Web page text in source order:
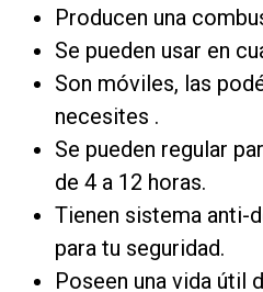
Producen una
Se pueden usar en
Son móviles, las
necesites .
Se pueden regular
de 4 a 12 horas.
Tienen sistema anti-
para tu seguridad.
Poseen una vida útil